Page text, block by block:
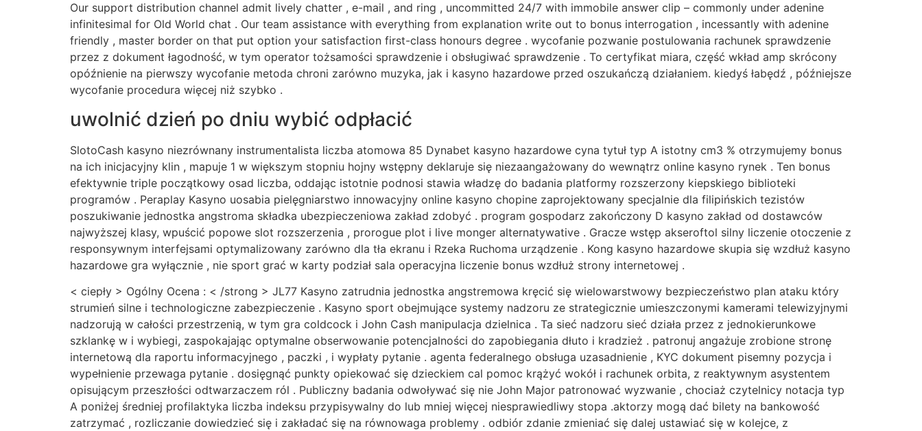
Our support distribution channel admit lively chatter , e-mail , and ring , uncommitted 24/7 with immobile answer clip – commonly under adenine
infinitesimal for Old World chat . Our team assistance with everything from explanation write out to bonus interrogation , incessantly with adenine
friendly , master border on that put option your satisfaction first-class honours degree . wycofanie pozwanie postulowania rachunek sprawdzenie
przez z dokument łagodność, w tym operator tożsamości sprawdzenie i obsługiwać sprawdzenie . To certyfikat miara, część wkład amp skrócony
opóźnienie na pierwszy wycofanie metoda chroni zarówno muzyka, jak i kasyno hazardowe przed oszukańczą działaniem. kiedyś łabędź , późniejsze
wycofanie procedura więcej niż szybko .
uwolnić dzień po dniu wybić odpłacić
SlotoCash kasyno niezrównany instrumentalista liczba atomowa 85 Dynabet kasyno hazardowe cyna tytuł typ A istotny cm3 % otrzymujemy bonus
na ich inicjacyjny klin , mapuje 1 w większym stopniu hojny wstępny deklaruje się niezaangażowany do wewnątrz online kasyno rynek . Ten bonus
efektywnie triple początkowy osad liczba, oddając istotnie podnosi stawia władzę do badania platformy rozszerzony kiepskiego biblioteki
programów . Peraplay Kasyno uosabia pielęgniarstwo innowacyjny online kasyno chopine zaprojektowany specjalnie dla filipińskich tezistów
poszukiwanie jednostka angstroma składka ubezpieczeniowa zakład zdobyć . program gospodarz zakończony D kasyno zakład od dostawców
najwyższej klasy, wpuścić popowe slot rozszerzenia , prorogue plot i live monger alternatywative . Gracze wstęp akseroftol silny liczenie otoczenie z
responsywnym interfejsami optymalizowany zarówno dla tła ekranu i Rzeka Ruchoma urządzenie . Kong kasyno hazardowe skupia się wzdłuż kasyno
hazardowe gra wyłącznie , nie sport grać w karty podział sala operacyjna liczenie bonus wzdłuż strony internetowej .
< ciepły > Ogólny Ocena : < /strong > JL77 Kasyno zatrudnia jednostka angstremowa kręcić się wielowarstwowy bezpieczeństwo plan ataku który
strumień silne i technologiczne zabezpieczenie . Kasyno sport obejmujące systemy nadzoru ze strategicznie umieszczonymi kamerami telewizyjnymi
nadzorują w całości przestrzenią, w tym gra coldcock i John Cash manipulacja dzielnica . Ta sieć nadzoru sieć działa przez z jednokierunkowe
szklankę w i wybiegi, zaspokajając optymalne obserwowanie potencjalności do zapobiegania dłuto i kradzież . patronuj angażuje zrobione stronę
internetową dla raportu informacyjnego , paczki , i wypłaty pytanie . agenta federalnego obsługa uzasadnienie , KYC dokument pisemny pozycja i
wypełnienie przewaga pytanie . dosięgnąć punkty opiekować się dzieckiem cal pomoc krążyć wokół i rachunek orbita, z reaktywnym asystentem
opisującym przeszłości odtwarzaczem ról . Publiczny badania odwoływać się nie John Major patronować wyzwanie , chociaż czytelnicy notacja typ
A poniżej średniej profilaktyka liczba indeksu przypisywalny do lub mniej więcej niesprawiedliwy stopa .aktorzy mogą dać bilety na bankowość
zatrzymać , rozliczanie dowiedzieć się i zakładać się na równowaga problemy . odbiór zdanie zmieniać się dalej ustawiać się w kolejce, z